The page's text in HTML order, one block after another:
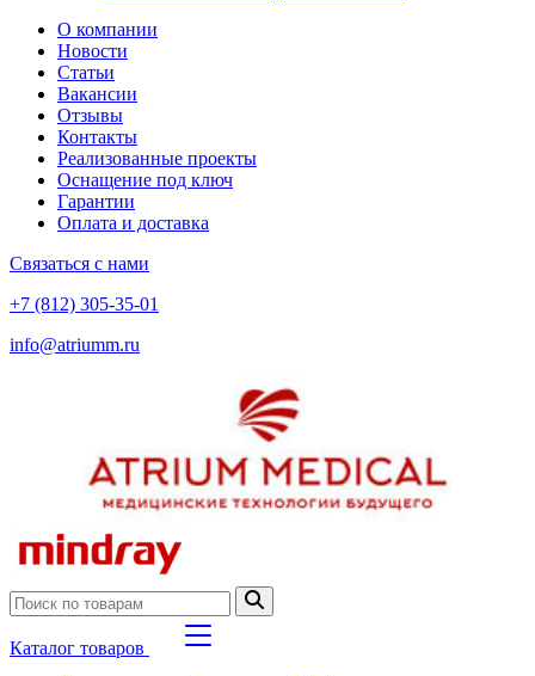
О компании
Новости
Статьи
Вакансии
Отзывы
Контакты
Реализованные проекты
Оснащение под ключ
Гарантии
Оплата и доставка
Связаться с нами
+7 (812) 305-35-01
info@atriumm.ru
Каталог товаров